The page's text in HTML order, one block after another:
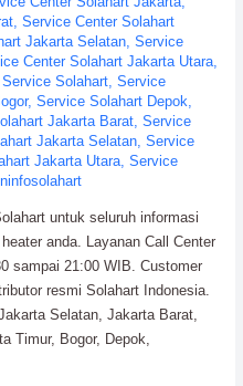
, Service Center Solahart
Jakarta Selatan, Service
Center Solahart Jakarta Utara,
Service Solahart, Service
, Service Solahart Depok
Jakarta Barat, Service
Jakarta Selatan, Service
Jakarta Utara, Service
untuk seluruh informasi
anda. Layanan Call Center
sampai 21:00 WIB. Customer
resmi Solahart Indonesia.
Selatan, Jakarta Barat,
Timur, Bogor, Depok,